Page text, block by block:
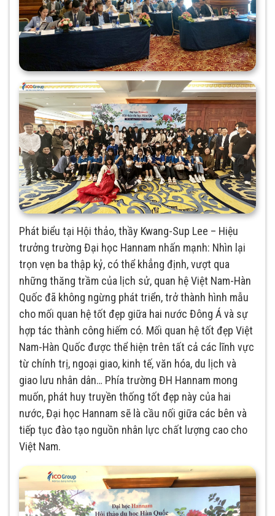
Phát biểu tại Hội thảo, thầy Kwang-Sup Lee – Hiệu
trưởng trường Đại học Hannam nhấn mạnh: Nhìn lại
trọn vẹn ba thập kỷ, có thể khẳng định, vượt qua
những thăng trầm của lịch sử, quan hệ Việt Nam-Hàn
Quốc đã không ngừng phát triển, trở thành hình mẫu
cho mối quan hệ tốt đẹp giữa hai nước Đông Á và sự
hợp tác thành công hiếm có. Mối quan hệ tốt đẹp Việt
Nam-Hàn Quốc được thể hiện trên tất cả các lĩnh vực
từ chính trị, ngoại giao, kinh tế, văn hóa, du lịch và
giao lưu nhân dân… Phía trường ĐH Hannam mong
muốn, phát huy truyền thống tốt đẹp này của hai
nước, Đại học Hannam sẽ là cầu nối giữa các bên và
tiếp tục đào tạo nguồn nhân lực chất lượng cao cho
Việt Nam.